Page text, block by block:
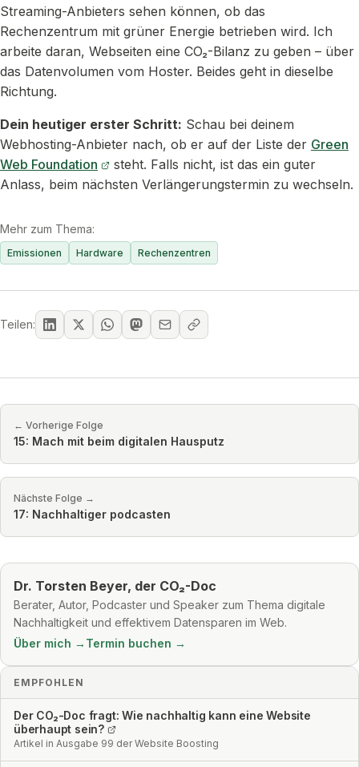
Streaming-Anbieters sehen können, ob das
Rechenzentrum mit grüner Energie betrieben wird. Ich
arbeite daran, Webseiten eine CO₂-Bilanz zu geben – über
das Datenvolumen vom Hoster. Beides geht in dieselbe
Richtung.
Dein heutiger erster Schritt: Schau bei deinem
Webhosting-Anbieter nach, ob er auf der Liste der Green
Web Foundation
steht. Falls nicht, ist das ein guter
Anlass, beim nächsten Verlängerungstermin zu wechseln.
Mehr zum Thema:
Emissionen Hardware Rechenzentren
Teilen:
← Vorherige Folge
15: Mach mit beim digitalen Hausputz
Nächste Folge →
17: Nachhaltiger podcasten
Dr. Torsten Beyer, der CO₂-Doc
Berater, Autor, Podcaster und Speaker zum Thema digitale
Nachhaltigkeit und effektivem Datensparen im Web.
Über mich → Termin buchen →
EMPFOHLEN
Der CO₂-Doc fragt: Wie nachhaltig kann eine Website
überhaupt sein?
Artikel in Ausgabe 99 der Website Boosting